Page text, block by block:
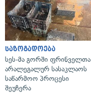
საზოგადოება
სეს-მა გორში ფრინველთა
არალეგალურ სასაკლაოს
საწარმოო პროცესი
შეუჩერა